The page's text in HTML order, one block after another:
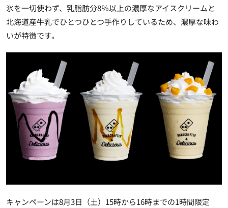
氷を一切使わず、乳脂肪分8％以上の濃厚なアイスクリームと
北海道産牛乳でひとつひとつ手作りしているため、濃厚な味わ
いが特徴です。
キャンペーンは8月3日（土）15時から16時までの1時間限定